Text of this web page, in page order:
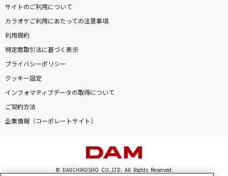
サイトのご利用について
カラオケご利用にあたっての注意事項
利用規約
特定商取引法に基づく表示
プライバシーポリシー
クッキー設定
インフォマティブデータの取得について
ご契約方法
企業情報（コーポレートサイト）
© DAIICHIKOSHO CO.,LTD. All Rights Reserved.